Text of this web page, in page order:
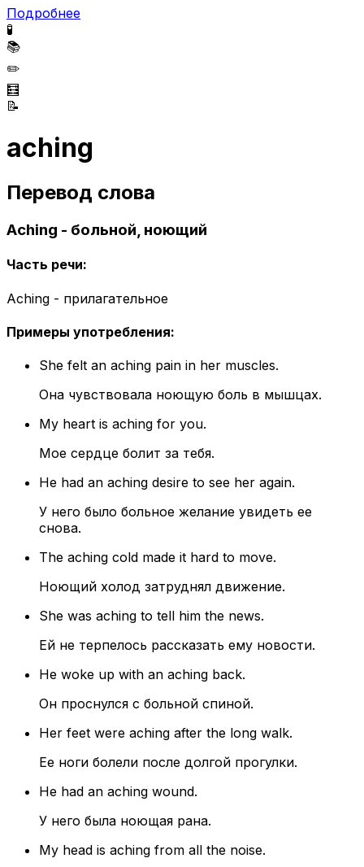
Подробнее
🧪
📚
✏️
🧮
📝
aching
Перевод слова
Aching - больной, ноющий
Часть речи:
Aching - прилагательное
Примеры употребления:
She felt an aching pain in her muscles.
Она чувствовала ноющую боль в мышцах.
My heart is aching for you.
Мое сердце болит за тебя.
He had an aching desire to see her again.
У него было больное желание увидеть ее
снова.
The aching cold made it hard to move.
Ноющий холод затруднял движение.
She was aching to tell him the news.
Ей не терпелось рассказать ему новости.
He woke up with an aching back.
Он проснулся с больной спиной.
Her feet were aching after the long walk.
Ее ноги болели после долгой прогулки.
He had an aching wound.
У него была ноющая рана.
My head is aching from all the noise.